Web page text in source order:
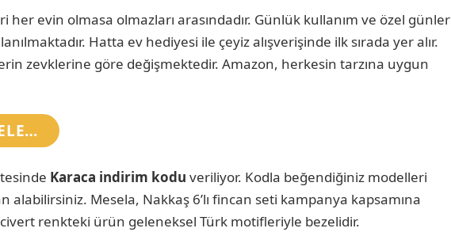
her evin olmasa olmazları arasındadır. Günlük kullanım ve özel günler
Hatta ev hediyesi ile çeyiz alışverişinde ilk sırada yer alır.
zevklerine göre değişmektedir. Amazon, herkesin tarzına uygun
Karaca indirim kodu veriliyor. Kodla beğendiğiniz modelleri
alabilirsiniz. Mesela, Nakkaş 6’lı fincan seti kampanya kapsamına
lacivert renkteki ürün geleneksel Türk motifleriyle bezelidir.